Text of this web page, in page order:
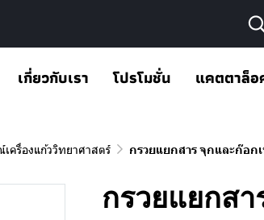
เกี่ยวกับเรา โปรโมชั่น แคตตาล็อ
เครื่องแก้ววิทยาศาสตร์ กรวยแยกสาร จุกและก๊อ
กรวยแยกส